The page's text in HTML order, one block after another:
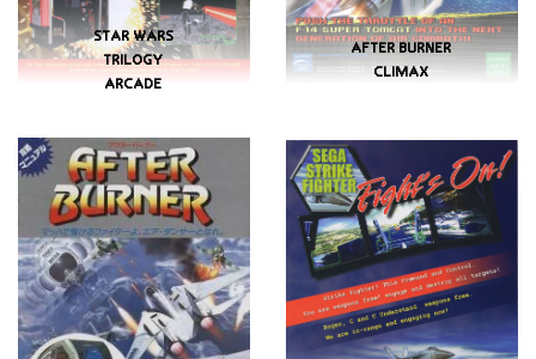
STAR WARS
TRILOGY
ARCADE
AFTER BURNER
CLIMAX